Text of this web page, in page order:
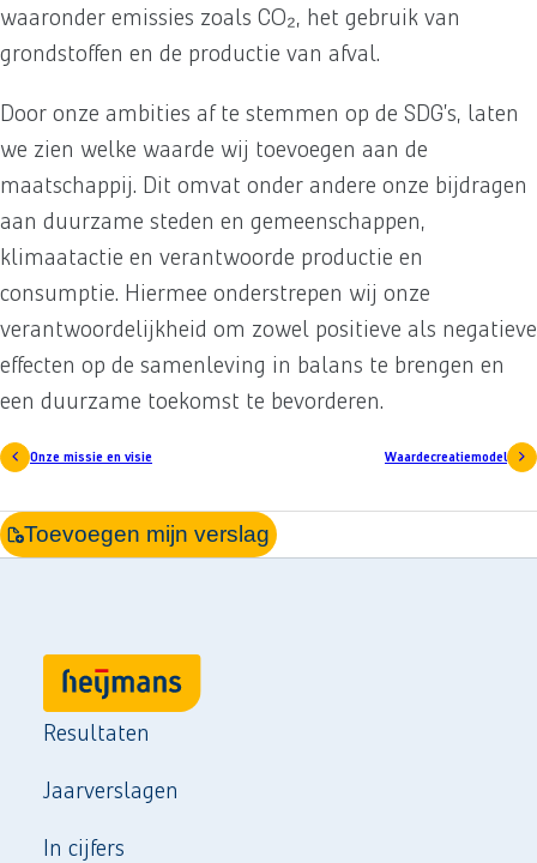
waaronder emissies zoals CO₂, het gebruik van
grondstoffen en de productie van afval.
Door onze ambities af te stemmen op de SDG’s, laten
we zien welke waarde wij toevoegen aan de
maatschappij. Dit omvat onder andere onze bijdragen
aan duurzame steden en gemeenschappen,
klimaatactie en verantwoorde productie en
consumptie. Hiermee onderstrepen wij onze
verantwoordelijkheid om zowel positieve als negatieve
effecten op de samenleving in balans te brengen en
een duurzame toekomst te bevorderen.
Waardecreatiemodel
Onze missie en visie
Toevoegen mijn verslag
Resultaten
Jaarverslagen
In cijfers